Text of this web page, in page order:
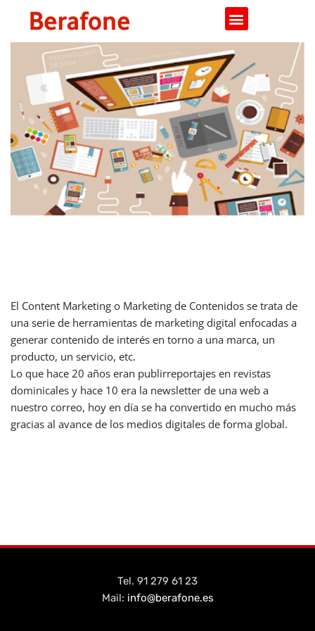
contenido
El Content Marketing o Marketing de Contenidos se trata de
una serie de herramientas de marketing digital enfocadas a
generar contenido de interés en torno a una marca, un
producto, un servicio, etc.
Lo que hace 20 años eran publirreportajes en revistas
dominicales y hace 10 era la newsletter de una web a
nuestro correo, hoy en día se ha convertido en mucho más
gracias al avance de los medios digitales de forma global.
Tel. 91 279 61 23
Mail: info@berafone.es